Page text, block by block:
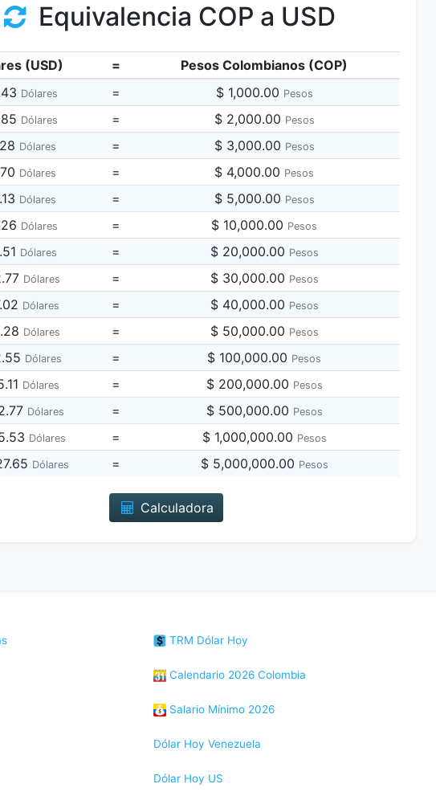
Equivalencia COP a USD
(USD) =
Pesos Colombianos (COP)
Dólares = $ 1,000.00 Pesos
Dólares = $ 2,000.00 Pesos
Dólares = $ 3,000.00 Pesos
Dólares = $ 4,000.00 Pesos
Dólares = $ 5,000.00 Pesos
Dólares = $ 10,000.00 Pesos
Dólares = $ 20,000.00 Pesos
Dólares = $ 30,000.00 Pesos
Dólares = $ 40,000.00 Pesos
Dólares = $ 50,000.00 Pesos
Dólares = $ 100,000.00 Pesos
Dólares = $ 200,000.00 Pesos
Dólares = $ 500,000.00 Pesos
Dólares = $ 1,000,000.00 Pesos
Dólares = $ 5,000,000.00 Pesos
Calculadora
TRM Dólar Hoy
Calendario 2026 Colombia
Salario Mínimo 2026
Dólar Hoy Venezuela
Dólar Hoy US